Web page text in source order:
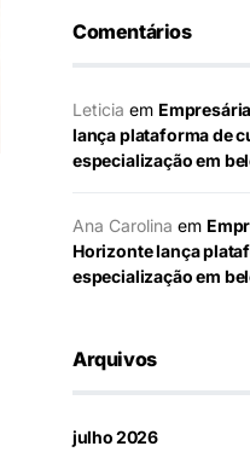
Comentários
Leticia em
lança plataforma de
especialização em
Ana Carolina em
Horizonte lança
especialização em
Arquivos
julho 2026